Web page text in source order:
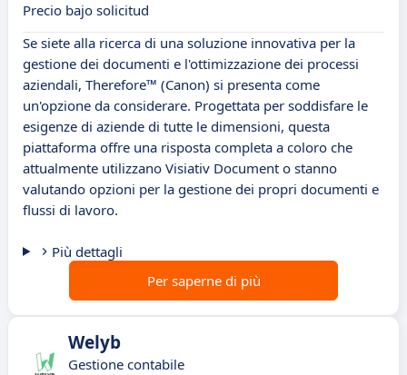
Precio bajo solicitud
Se siete alla ricerca di una soluzione innovativa per la
gestione dei documenti e l'ottimizzazione dei processi
aziendali, Therefore™ (Canon) si presenta come
un'opzione da considerare. Progettata per soddisfare le
esigenze di aziende di tutte le dimensioni, questa
piattaforma offre una risposta completa a coloro che
attualmente utilizzano Visiativ Document o stanno
valutando opzioni per la gestione dei propri documenti e
flussi di lavoro.
Più dettagli
Per saperne di più
Welyb
Gestione contabile